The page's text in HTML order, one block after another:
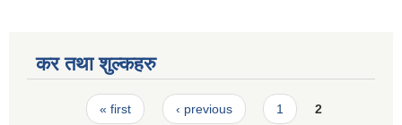
कर तथा शुल्कहरु
Pages« first ‹ previous 1 2